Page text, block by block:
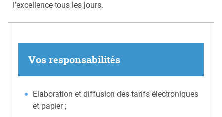
l’excellence tous les jours.
Vos responsabilités
Elaboration et diffusion des tarifs électroniques
et papier ;